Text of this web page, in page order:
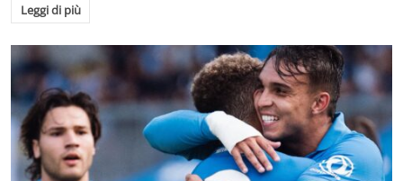
Leggi di più